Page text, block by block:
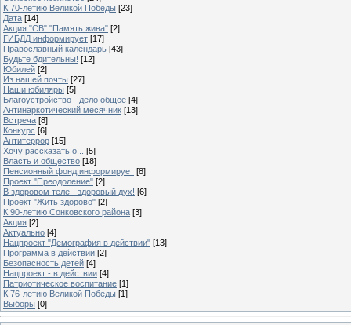
К 70-летию Великой Победы [23]
Дата [14]
Акция "СВ" "Память жива" [2]
ГИБДД информирует [17]
Православный календарь [43]
Будьте бдительны! [12]
Юбилей [2]
Из нашей почты [27]
Наши юбиляры [5]
Благоустройство - дело общее [4]
Антинаркотический месячник [13]
Встреча [8]
Конкурс [6]
Антитеррор [15]
Хочу рассказать о...
[5]
Власть и общество [18]
Пенсионный фонд информирует [8]
Проект "Преодоление" [2]
В здоровом теле - здоровый дух! [6]
Проект "Жить здорово" [2]
К 90-летию Сонковского района [3]
Акция [2]
Актуально [4]
Нацпроект "Демография в действии" [13]
Программа в действии [2]
Безопасность детей [4]
Нацпроект - в действии [4]
Патриотическое воспитание [1]
К 76-летию Великой Победы [1]
Выборы [0]